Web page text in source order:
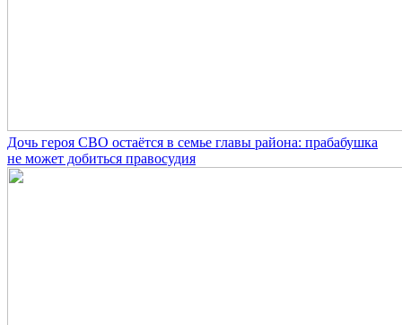
Дочь героя СВО остаётся в семье главы района: прабабушка
не может добиться правосудия